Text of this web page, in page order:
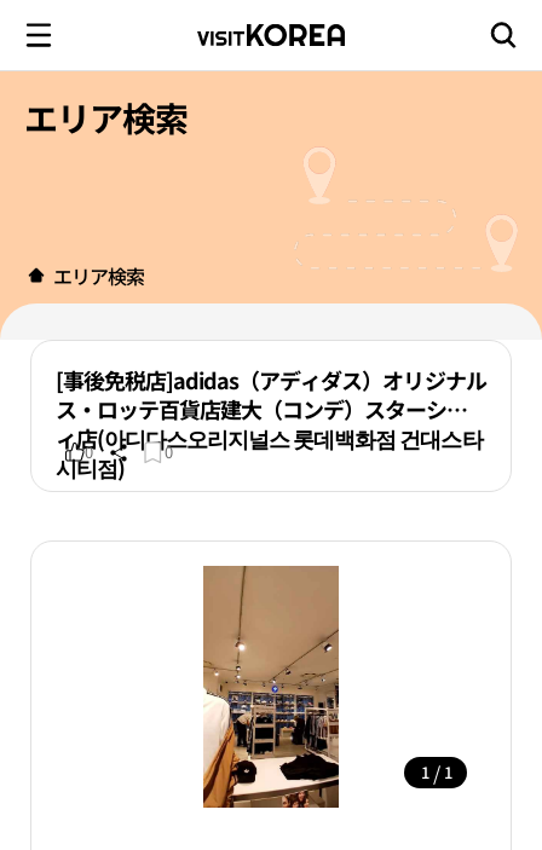
エリア検索
エリア検索
[事後免税店]adidas（アディダス）オリジナル
ス・ロッテ百貨店建大（コンデ）スターシテ
ィ店(아디다스오리지널스 롯데백화점 건대스타
시티점)
0 0
1 / 1